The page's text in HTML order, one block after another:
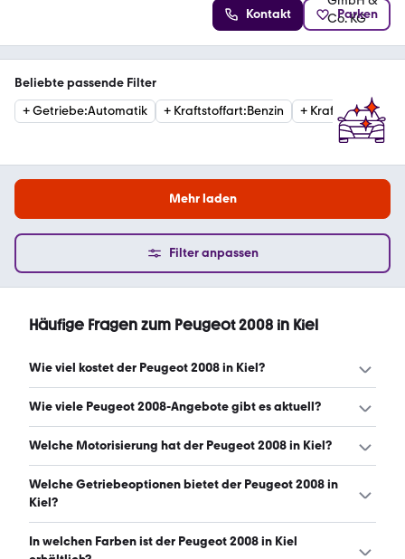
Kontakt Parken
Beliebte passende Filter
+Getriebe:Automatik + Kraftstoffart:Benzin + Kraftstoffart
Mehr laden
Filter anpassen
Häufige Fragen zum Peugeot 2008 in Kiel
Wie viel kostet der Peugeot 2008 in Kiel?
Ein guter Preis für einen Peugeot 2008 in Kiel liegt
ab 259 € monatlich. (Stand: 6.8.2026)
Wie viele Peugeot 2008-Angebote gibt es aktuell?
Es gibt insgesamt 35 Peugeot 2008 bei mobile.de, davon
Welche Motorisierung hat der Peugeot 2008 in Kiel?
Der Peugeot 2008 in Kiel hat Leistungen zwischen 101 und
145 PS. (Stand: 6.8.2026)
Welche Getriebeoptionen bietet der Peugeot 2008 in
Kiel?
Der Peugeot 2008 in Kiel ist mit automatischem und
manuellem Getriebe erhältlich. (Stand: 6.8.2026)
In welchen Farben ist der Peugeot 2008 in Kiel